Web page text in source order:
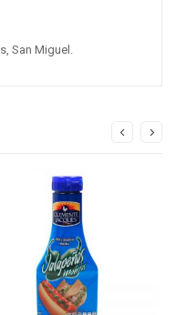
San Miguel.